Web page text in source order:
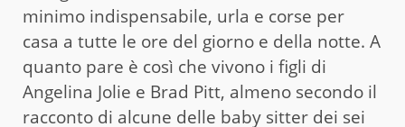
minimo indispensabile, urla e corse per
casa a tutte le ore del giorno e della notte. A
quanto pare è così che vivono i figli di
Angelina Jolie e Brad Pitt, almeno secondo il
racconto di alcune delle baby sitter dei sei